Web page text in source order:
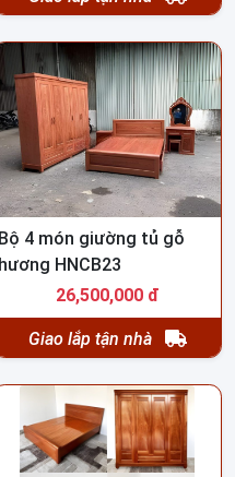
Bộ 4 món giường tủ gỗ
hương HNCB23
26,500,000 đ
Giao lắp tận nhà